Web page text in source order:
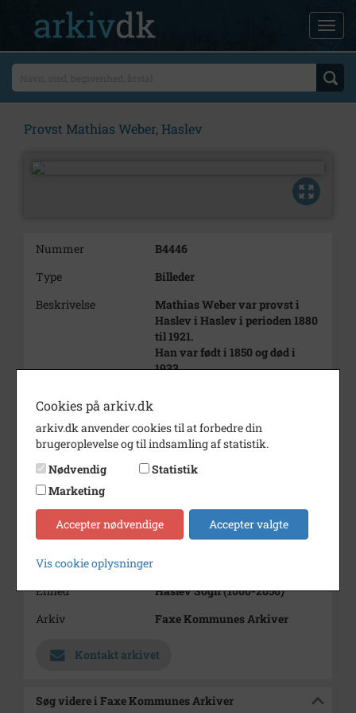
Provst Mathias Weber, Haslev
Nummer
B4446
Type
Billeder
Beskrivelse
Mathias Weber var provst i
Haslev i Haslev i perioden 1880
til 1921.
Han var født i 1850 og død i
1933.
Dateringsnote
ca. 1894
Fotograf
J. Petersen og søn
Størrelse
9x6
Materiale
s/h positiv
Se på kort
Type
Enhed
Haslev Sogn (1000-2050)
Arkiv
Faxe Kommunes Arkiver
Kontakt arkivet
Søg videre i Faxe Kommunes Arkiver
Cookies på arkiv.dk
arkiv.dk anvender cookies til at forbedre din
brugeroplevelse og til indsamling af statistik.
Nødvendig
Statistik
Marketing
Accepter nødvendige Accepter valgte
Vis cookie oplysninger